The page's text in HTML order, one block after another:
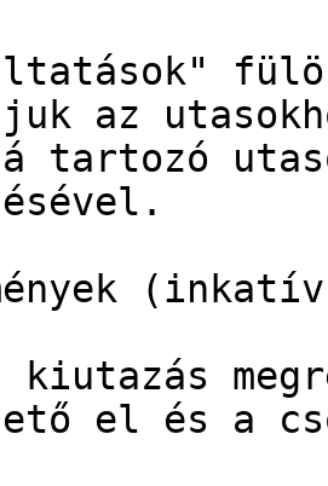
az
tartozó
el és a